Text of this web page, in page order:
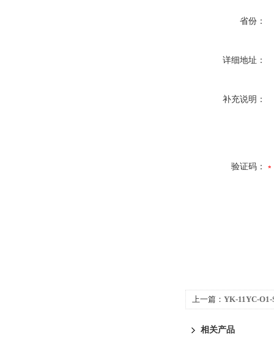
省份：
详细地址：
补充说明：
验证码：
上一篇： YK-11YC-
相关产品